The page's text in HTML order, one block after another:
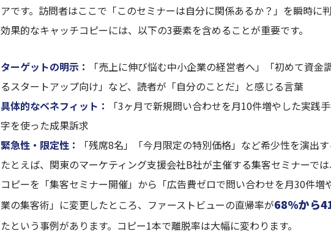
アです。訪問者はここで「このセミナーは自分に関係あるか？」を瞬時に判
効果的なキャッチコピーには、以下の3要素を含めることが重要です。
ターゲットの明示：
「売上に伸び悩む中小企業の経営者へ」「初めて資金
るスタートアップ向け」など、読者が「自分のことだ」と感じる言葉
具体的なベネフィット：
「3ヶ月で新規問い合わせを月10件増やした実践
字を使った成果訴求
緊急性・限定性：
「残席8名」「今月限定の特別価格」など希少性を演出
たとえば、関東のマーケティング支援会社B社が主催する集客セミナーで
コピーを「集客セミナー開催」から「広告費ゼロで問い合わせを月30件増
業の集客術」に変更したところ、ファーストビューの直帰率が68%から
たという事例があります。コピー1本で離脱率は大幅に変わります。